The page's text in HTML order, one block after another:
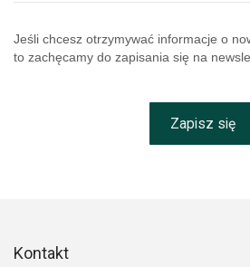
Jeśli chcesz otrzymywać informacje o
to zachęcamy do zapisania się na
Zapisz się
Kontakt